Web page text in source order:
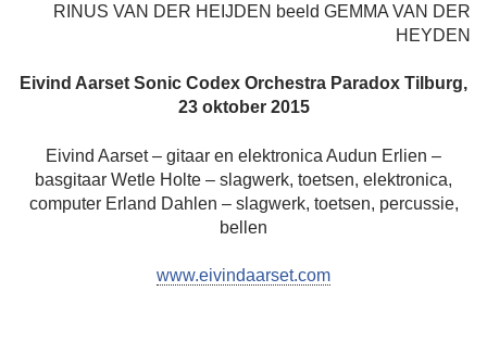
RINUS VAN DER HEIJDEN beeld GEMMA VAN DER
HEYDEN
Eivind Aarset Sonic Codex Orchestra Paradox Tilburg,
23 oktober 2015
Eivind Aarset – gitaar en elektronica Audun Erlien –
basgitaar Wetle Holte – slagwerk, toetsen, elektronica,
computer Erland Dahlen – slagwerk, toetsen, percussie,
bellen
www.eivindaarset.com